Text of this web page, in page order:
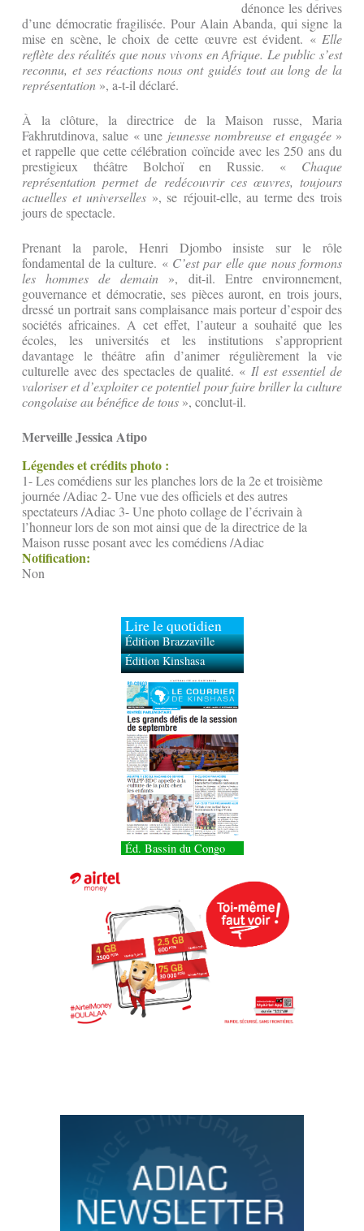
dénonce les dérives
d’une démocratie fragilisée. Pour Alain Abanda, qui signe la
mise en scène, le choix de cette œuvre est évident. « Elle
reflète des réalités que nous vivons en Afrique. Le public s’est
reconnu, et ses réactions nous ont guidés tout au long de la
représentation », a-t-il déclaré.
À la clôture, la directrice de la Maison russe, Maria
Fakhrutdinova, salue « une jeunesse nombreuse et engagée»
et rappelle que cette célébration coïncide avec les 250 ans du
prestigieux théâtre Bolchoï en Russie. « Chaque
représentation permet de redécouvrir ces œuvres, toujours
actuelles et universelles », se réjouit-elle, au terme des trois
jours de spectacle.
Prenant la parole, Henri Djombo insiste sur le rôle
fondamental de la culture. « C’est par elle que nous formons
les hommes de demain », dit-il. Entre environnement,
gouvernance et démocratie, ses pièces auront, en trois jours,
dressé un portrait sans complaisance mais porteur d’espoir des
sociétés africaines. A cet effet, l’auteur a souhaité que les
écoles, les universités et les institutions s’approprient
davantage le théâtre afin d’animer régulièrement la vie
culturelle avec des spectacles de qualité. « Il est essentiel de
valoriser et d’exploiter ce potentiel pour faire briller la culture
congolaise au bénéfice de tous », conclut-il.
Merveille Jessica Atipo
Légendes et crédits photo :
1- Les comédiens sur les planches lors de la 2e et troisième
journée /Adiac 2- Une vue des officiels et des autres
spectateurs /Adiac 3- Une photo collage de l’écrivain à
l’honneur lors de son mot ainsi que de la directrice de la
Maison russe posant avec les comédiens /Adiac
Notification:
Non
Lire le quotidien
Édition Brazzaville
Édition Kinshasa
Éd. Bassin du Congo